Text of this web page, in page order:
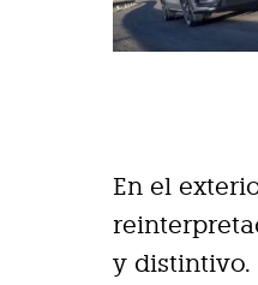
En el
y distintivo.